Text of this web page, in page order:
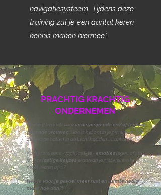
navigatiesysteem. Tijdens deze
training zul je een aantal keren
kennis maken hiermee".
PRACHTIG KRACHTIG
ONDERNEMEN
Training bedoelt voor ondernemende en/of leiding
gevende vrouwen . Hoe is het om in je privéleven ook
de nodige ballen in de lucht houden... Lukt dat?
Kom je weleens -vaak lastige - emoties tegen of sta
je voor lastige keuzes
waarvan je niet wel welke je
moet kiezen of ... ?
Heb je voor je gevoel meer rust en ruimte nodig...,
maar hoe dan?!